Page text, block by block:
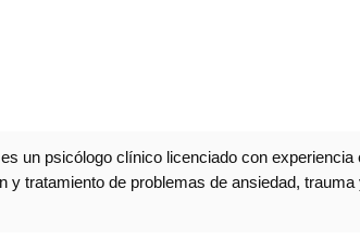
es un psicólogo clínico licenciado con experiencia
y tratamiento de problemas de ansiedad, trauma